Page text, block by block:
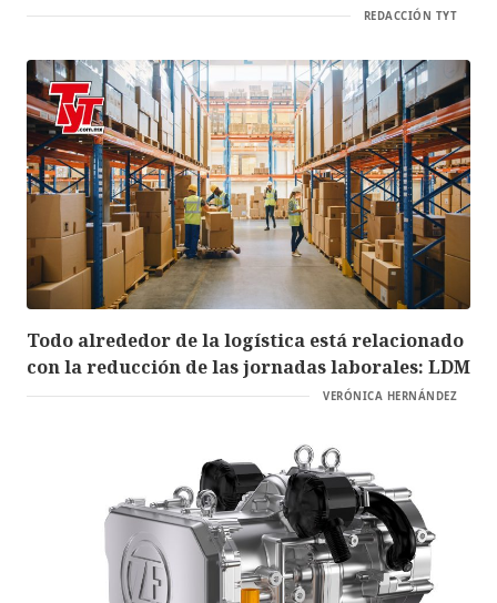
REDACCIÓN TYT
Todo alrededor de la logística está relacionado
con la reducción de las jornadas laborales: LDM
VERÓNICA HERNÁNDEZ